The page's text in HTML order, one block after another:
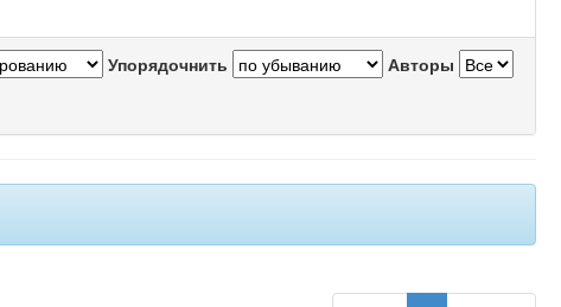
Упорядочнить Авторы